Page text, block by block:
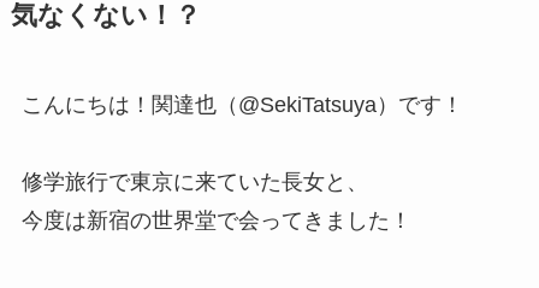
気なくない！？
こんにちは！関達也（@SekiTatsuya）です！
修学旅行で東京に来ていた長女と、
今度は新宿の世界堂で会ってきました！